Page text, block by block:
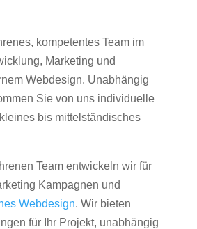
kompetentes Team im
Marketing und
Webdesign. Unabhängig
Sie von uns individuelle
bis mittelständisches
Team entwickeln wir für
Kampagnen und
Webdesign. Wir bieten
für Ihr Projekt, unabhängig